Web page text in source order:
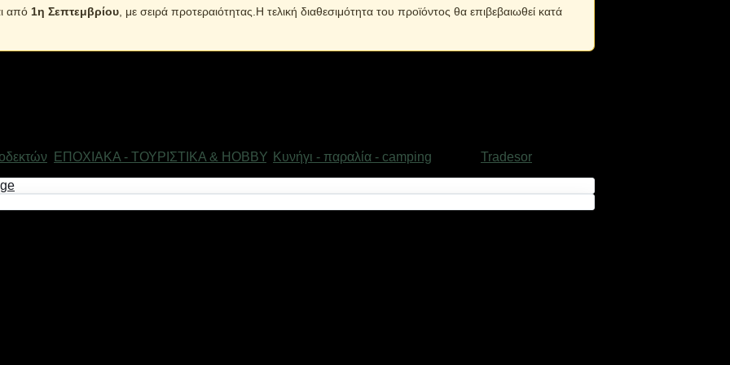
από 1η Σεπτεμβρίου , με σειρά προτεραιότητας.Η τελική διαθεσιμότητα του προϊόντος θα επιβεβαιωθεί κατά
ΕΠΟΧΙΑΚΑ - ΤΟΥΡΙΣΤΙΚΑ & HOBBY, Κυνήγι - παραλία - camping Tradesor